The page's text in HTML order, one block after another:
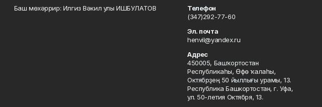
Баш мөхәррир: Илгиз Вәкил улы ИШБУЛАТОВ
Телефон
(347)292-77-60
Эл. почта
henvil@yandex.ru
Адрес
450005, Башҡортостан
Республикаһы, Өфө ҡалаһы,
Октябрҙең 50 йыллығы урамы, 13.
Республика Башкортостан, г. Уфа,
ул. 50-летия Октября, 13.